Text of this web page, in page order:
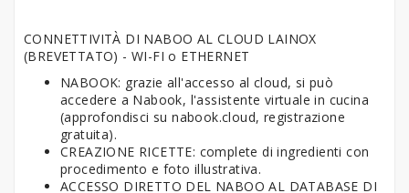
CONNETTIVITÀ DI NABOO AL CLOUD LAINOX
(BREVETTATO) - WI-FI o ETHERNET
NABOOK: grazie all'accesso al cloud, si può
accedere a Nabook, l'assistente virtuale in cucina
(approfondisci su nabook.cloud, registrazione
gratuita).
CREAZIONE RICETTE: complete di ingredienti con
procedimento e foto illustrativa.
ACCESSO DIRETTO DEL NABOO AL DATABASE DI